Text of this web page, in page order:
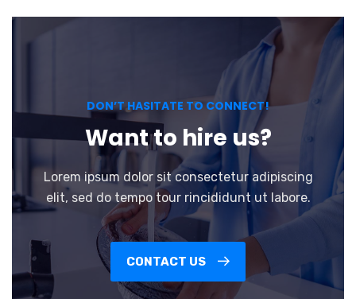
DON’T HASITATE TO CONNECT!
Want to hire us?
Lorem ipsum dolor sit consectetur adipiscing
elit, sed do tempo tour rincididunt ut labore.
CONTACT US